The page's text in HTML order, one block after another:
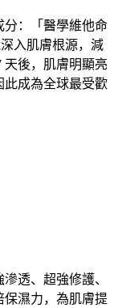
分：「醫學維他命
入肌膚根源，減
天後，肌膚明顯亮
此成為全球最受歡
透、超強修護、
保濕力，為肌膚提